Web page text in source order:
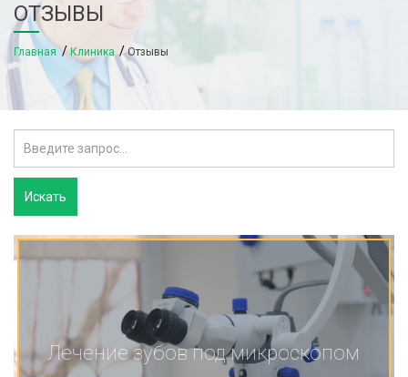
ОТЗЫВЫ
Главная Клиника Отзывы
Лечение зубов под микроскопом